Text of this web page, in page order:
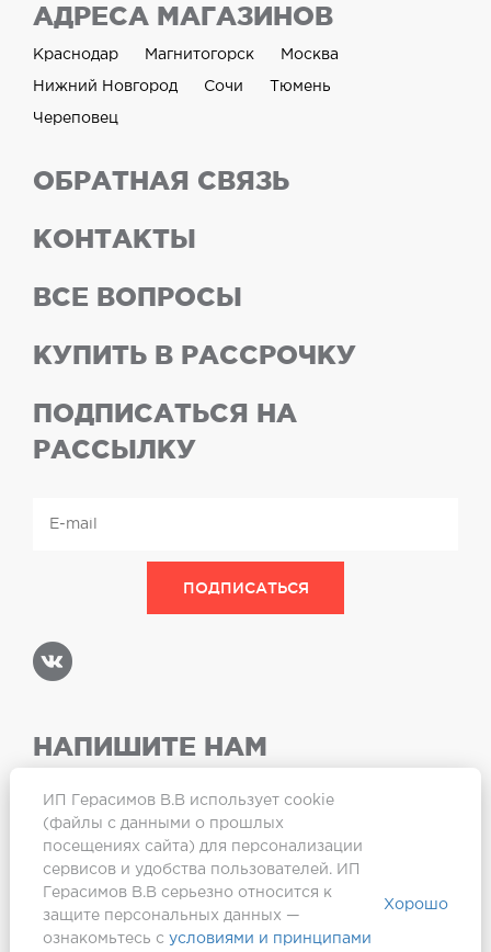
АДРЕСА МАГАЗИНОВ
Краснодар Магнитогорск Москва
Нижний Новгород Сочи Тюмень
Череповец
ОБРАТНАЯ СВЯЗЬ
КОНТАКТЫ
ВСЕ ВОПРОСЫ
КУПИТЬ В РАССРОЧКУ
ПОДПИСАТЬСЯ НА
РАССЫЛКУ
НАПИШИТЕ НАМ
ИП Герасимов В.В использует cookie
(файлы с данными о прошлых
посещениях сайта) для персонализации
сервисов и удобства пользователей. ИП
Герасимов В.В серьезно относится к
защите персональных данных —
ознакомьтесь с условиями и принципами
Хорошо